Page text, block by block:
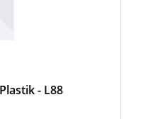
- L88